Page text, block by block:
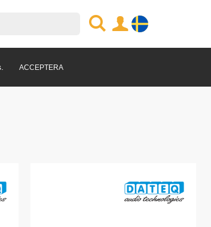
ACCEPTERA